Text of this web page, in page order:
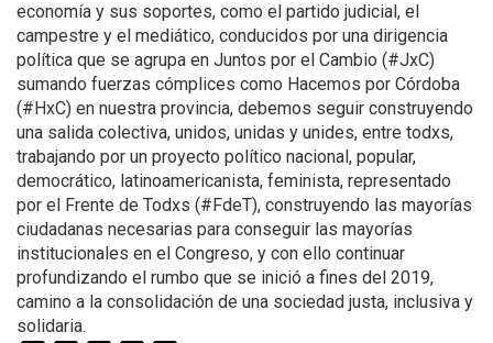
economía y sus soportes, como el partido judicial, el
campestre y el mediático, conducidos por una dirigencia
política que se agrupa en Juntos por el Cambio (#JxC)
sumando fuerzas cómplices como Hacemos por Córdoba
(#HxC) en nuestra provincia, debemos seguir construyendo
una salida colectiva, unidos, unidas y unides, entre todxs,
trabajando por un proyecto político nacional, popular,
democrático, latinoamericanista, feminista, representado
por el Frente de Todxs (#FdeT), construyendo las mayorías
ciudadanas necesarias para conseguir las mayorías
institucionales en el Congreso, y con ello continuar
profundizando el rumbo que se inició a fines del 2019,
camino a la consolidación de una sociedad justa, inclusiva y
solidaria.